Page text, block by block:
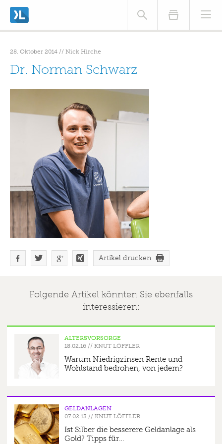
28. Oktober 2014 // Nick Hirche
Dr. Norman Schwarz
Artikel drucken
Folgende Artikel könnten Sie ebenfalls
interessieren:
ALTERSVORSORGE
18.02.16 //KNUT LÖFFLER
Warum Niedrigzinsen Rente und
Wohlstand bedrohen, von jedem?
GELDANLAGEN
07.02.13 //KNUT LÖFFLER
Ist Silber die besserere Geldanlage als
Gold? Tipps für…
unter Datenschutz.
Bestätigen